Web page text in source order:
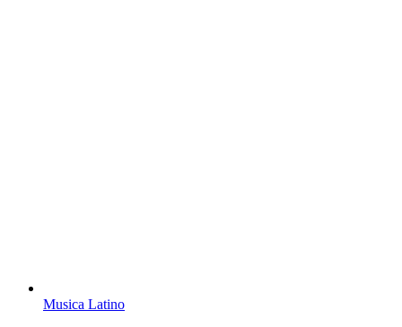
Musica Latino